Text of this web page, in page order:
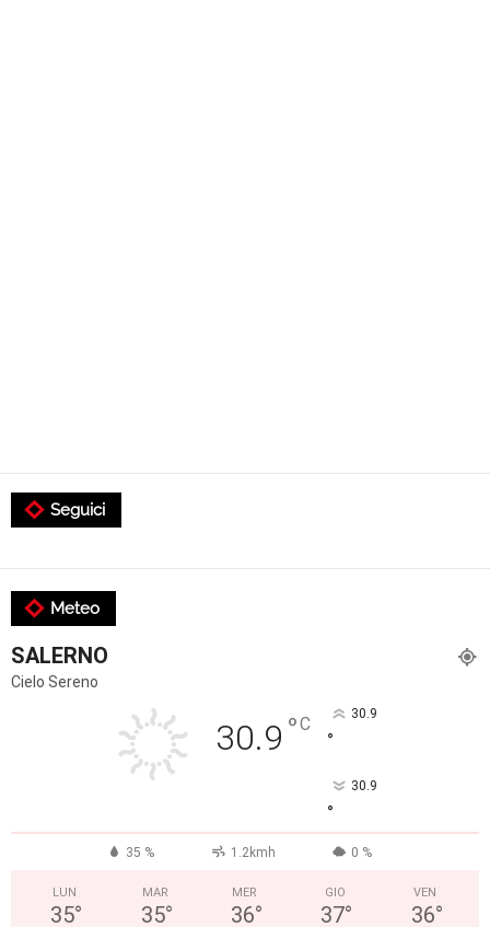
Seguici
Meteo
SALERNO
Cielo Sereno
30.9 °C 30.9
°
30.9
°
35 % 1.2kmh 0 %
LUN
35°
MAR
35°
MER
36°
GIO
37°
VEN
36°